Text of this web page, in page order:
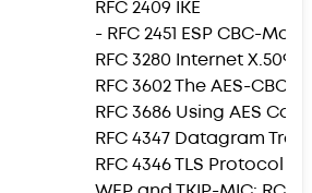
RFC 2409 IKE
- RFC 2451 ESP CBC-
RFC 3280 Internet X.509
RFC 3602 The AES-CBC
RFC 3686 Using AES
RFC 4347 Datagram
RFC 4346 TLS Protocol